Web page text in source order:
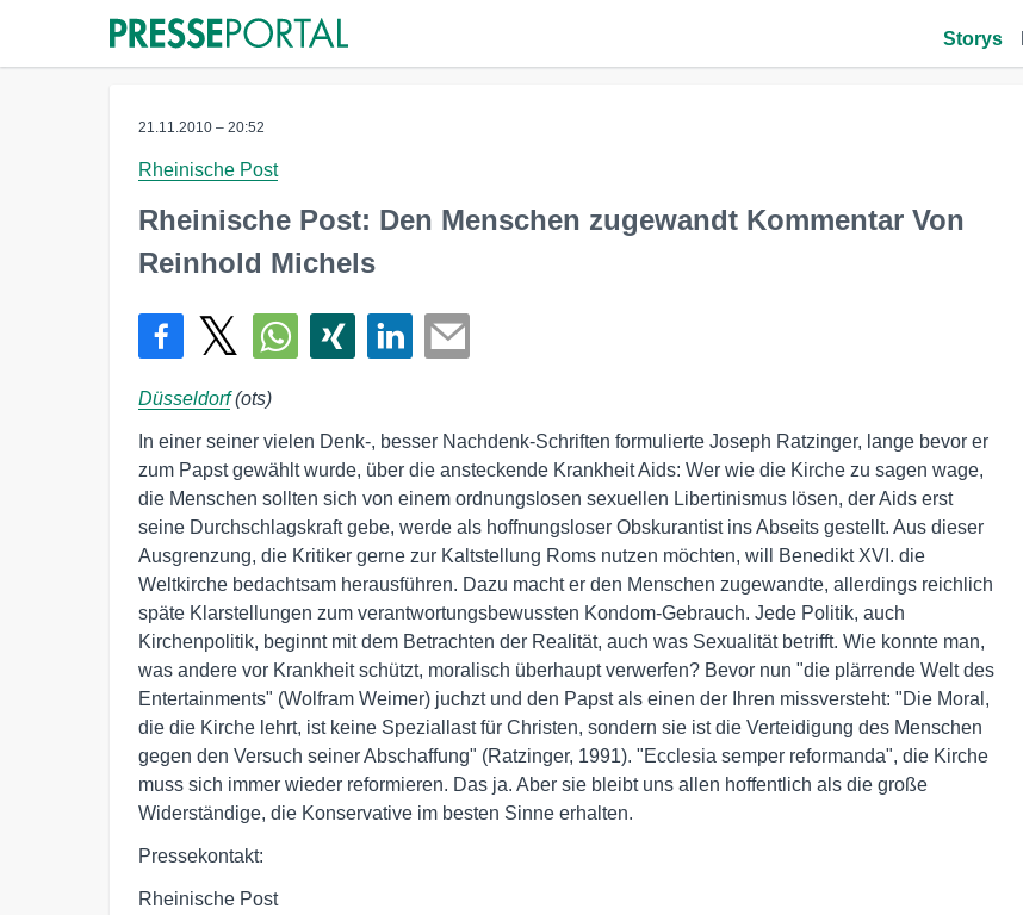
Storys
21.11.2010 – 20:52
Rheinische Post
Rheinische Post: Den Menschen zugewandt Kommentar Von
Reinhold Michels
Düsseldorf(ots)
In einer seiner vielen Denk-, besser Nachdenk-Schriften formulierte Joseph Ratzinger, lange bevor er
zum Papst gewählt wurde, über die ansteckende Krankheit Aids: Wer wie die Kirche zu sagen wage,
die Menschen sollten sich von einem ordnungslosen sexuellen Libertinismus lösen, der Aids erst
seine Durchschlagskraft gebe, werde als hoffnungsloser Obskurantist ins Abseits gestellt. Aus dieser
Ausgrenzung, die Kritiker gerne zur Kaltstellung Roms nutzen möchten, will Benedikt XVI. die
Weltkirche bedachtsam herausführen. Dazu macht er den Menschen zugewandte, allerdings reichlich
späte Klarstellungen zum verantwortungsbewussten Kondom-Gebrauch. Jede Politik, auch
Kirchenpolitik, beginnt mit dem Betrachten der Realität, auch was Sexualität betrifft. Wie konnte man,
was andere vor Krankheit schützt, moralisch überhaupt verwerfen? Bevor nun "die plärrende Welt des
Entertainments" (Wolfram Weimer) juchzt und den Papst als einen der Ihren missversteht: "Die Moral,
die die Kirche lehrt, ist keine Speziallast für Christen, sondern sie ist die Verteidigung des Menschen
gegen den Versuch seiner Abschaffung" (Ratzinger, 1991). "Ecclesia semper reformanda", die Kirche
muss sich immer wieder reformieren. Das ja. Aber sie bleibt uns allen hoffentlich als die große
Widerständige, die Konservative im besten Sinne erhalten.
Pressekontakt:
Rheinische Post